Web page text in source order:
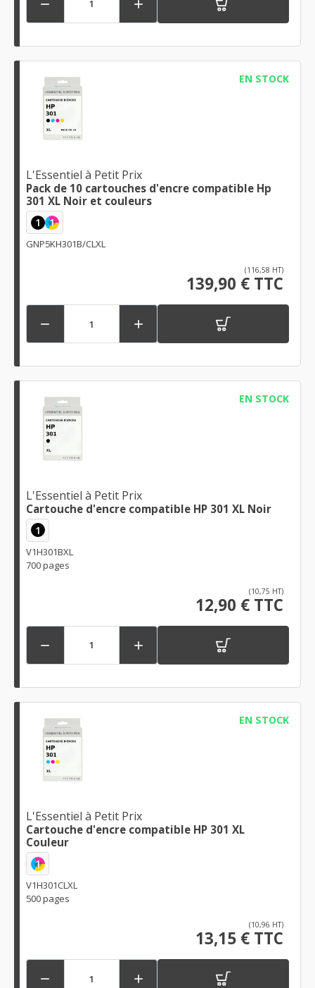
 
EN STOCK
L'Essentiel à Petit Prix
Pack de 10 cartouches d'encre compatible Hp
301 XL Noir et couleurs
1 1
GNP5KH301B/CLXL
(116,58 HT)
139,90 € TTC
 
EN STOCK
L'Essentiel à Petit Prix
Cartouche d'encre compatible HP 301 XL Noir
1
V1H301BXL
700 pages
(10,75 HT)
12,90 € TTC
 
EN STOCK
L'Essentiel à Petit Prix
Cartouche d'encre compatible HP 301 XL
Couleur
1
V1H301CLXL
500 pages
(10,96 HT)
13,15 € TTC
 